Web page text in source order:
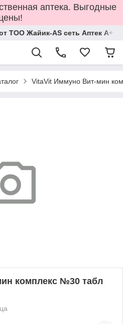
аптека. Выгодные
ТОО Жайик-AS сеть Аптек А+
VitaVit Иммуно Вит-мин
комплекс №30 табл